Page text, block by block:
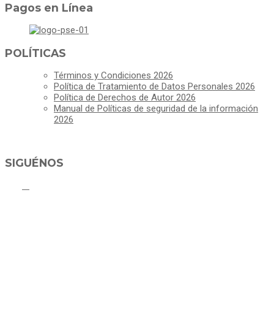
Pagos en Línea
POLÍTICAS
Términos y Condiciones 2026
Política de Tratamiento de Datos Personales 2026
Política de Derechos de Autor 2026
Manual de Políticas de seguridad de la información
2026
SIGUÉNOS